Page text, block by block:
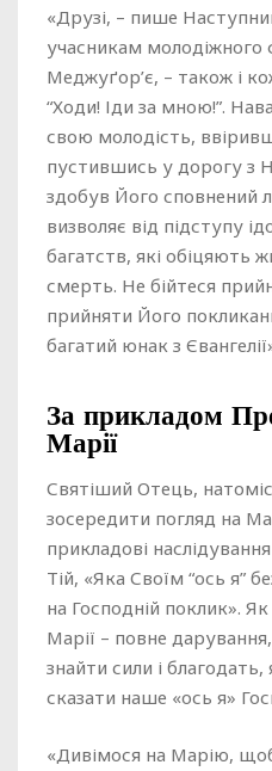
«Друзі, – пише
учасникам молодіжного
Меджуґор’є, – також і
“Ходи! Іди за мною!”.
свою молодість,
пустившись у дорогу з
здобув Його сповнений
визволяє від підступу
багатств, які обіцяють
смерть. Не бійтеся
прийняти Його
багатий юнак з
За прикладом
Марії
Святіший Отець,
зосередити погляд на
прикладові
Тій, «Яка Своїм “ось я”
на Господній поклик».
Марії – повне
знайти сили і
сказати наше «ось я»
«Дивімося на Марію,